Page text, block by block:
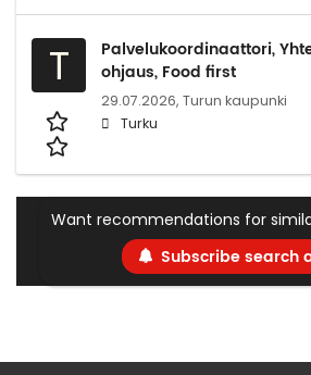
T
Palvelukoordinaattori,
ohjaus, Food first
29.07.2026, Turun kaupunki
Turku
Want recommendations for
Subscribe search